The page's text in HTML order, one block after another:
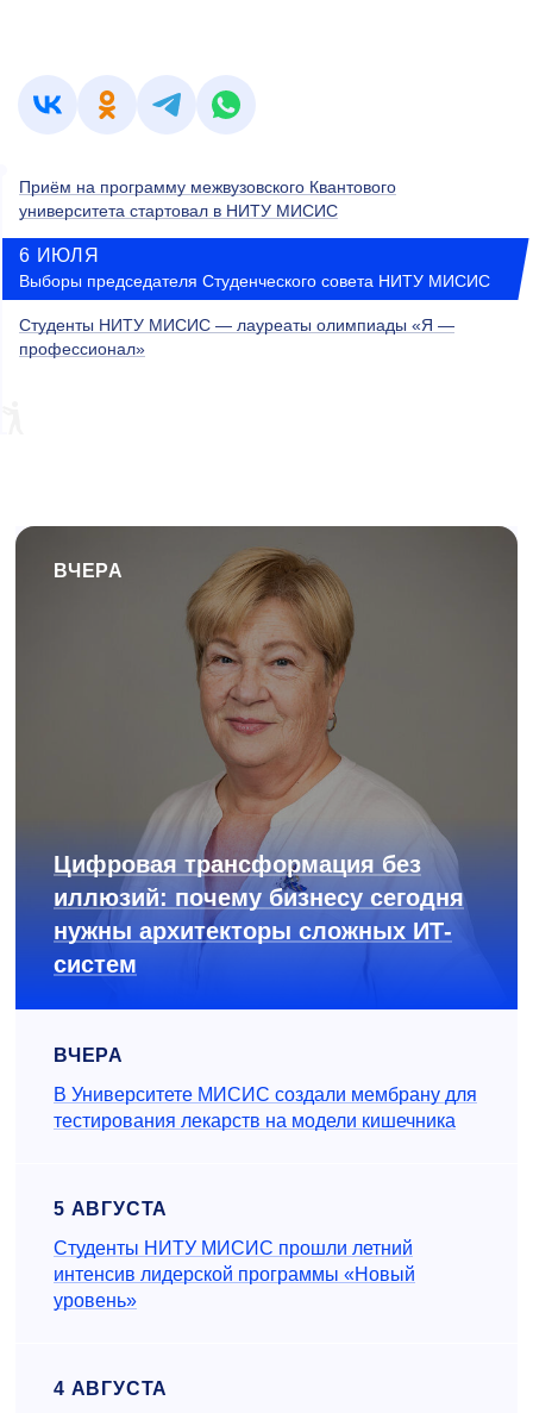
Приём на программу межвузовского Квантового
университета стартовал в НИТУ МИСИС
6 ИЮЛЯ
Выборы председателя Студенческого совета НИТУ МИСИС
Студенты НИТУ МИСИС — лауреаты олимпиады «Я —
профессионал»
ВЧЕРА
Цифровая трансформация без
иллюзий: почему бизнесу сегодня
нужны архитекторы сложных ИТ-
систем
ВЧЕРА
В Университете МИСИС создали мембрану для
тестирования лекарств на модели кишечника
5 АВГУСТА
Студенты НИТУ МИСИС прошли летний
интенсив лидерской программы «Новый
уровень»
4 АВГУСТА